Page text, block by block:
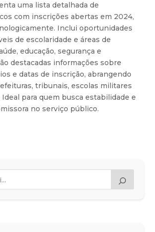
uma lista detalhada de
com inscrições abertas em 2024,
Inclui oportunidades
de escolaridade e áreas de
educação, segurança e
destacadas informações sobre
e datas de inscrição, abrangendo
tribunais, escolas militares
para quem busca estabilidade e
no serviço público.